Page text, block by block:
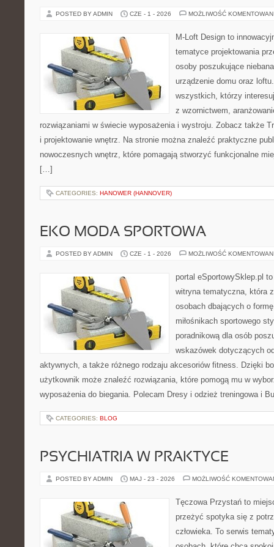
POSTED BY ADMIN CZE - 1 - 2026 MOŻLIWOŚĆ
M-Loft Design to
tematyce projektowania
osoby poszukujące
urządzenie domu oraz
wszystkich, którzy
z wzornictwem,
rozwiązaniami w świecie wyposażenia i wystroju. Zobacz także
i projektowanie wnętrz. Na stronie można znaleźć praktyczne
nowoczesnych wnętrz, które pomagają stworzyć funkcjonalne
[…]
CATEGORIES: HANOWER (HANNOVER)
EKO MODA SPORTOWA
POSTED BY ADMIN CZE - 1 - 2026 MOŻLIWOŚĆ
portal eSportowySklep.pl
witryna tematyczna, która
osobach dbających o
miłośnikach sportowego
poradnikową dla osób
wskazówek dotyczących
aktywnych, a także różnego rodzaju akcesoriów fitness. Dzięki
użytkownik może znaleźć rozwiązania, które pomogą mu w
wyposażenia do biegania. Polecam Dresy i odzież treningowa i
CATEGORIES: BLOG
PSYCHIATRIA W PRAKTYCE
POSTED BY ADMIN MAJ - 23 - 2026 MOŻLIWOŚĆ
Tęczowa Przystań to
przeżyć spotyka się z
człowieka. To serwis